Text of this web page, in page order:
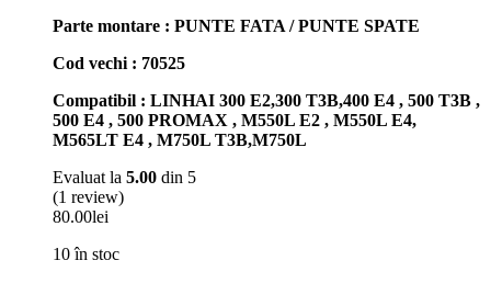
Parte montare : PUNTE FATA / PUNTE SPATE
Cod vechi : 70525
Compatibil : LINHAI 300 E2,300 T3B,400 E4 , 500 T3B ,
500 E4 , 500 PROMAX , M550L E2 , M550L E4,
M565LT E4 , M750L T3B,M750L
Evaluat la 5.00 din 5
(1 review)
80.00lei
10 în stoc